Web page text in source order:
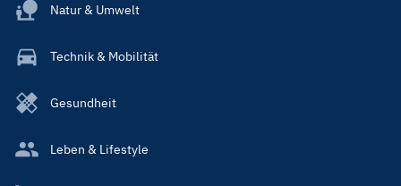
Natur & Umwelt
Technik & Mobilität
Gesundheit
Leben & Lifestyle